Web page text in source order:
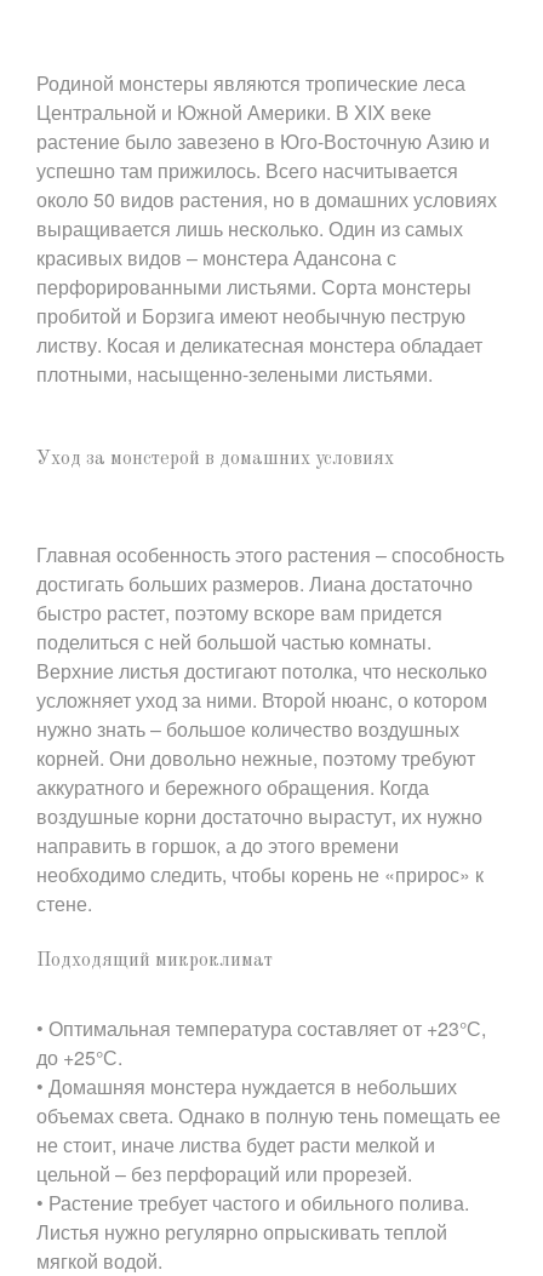
Родиной монстеры являются тропические леса
Центральной и Южной Америки. В XIX веке
растение было завезено в Юго-Восточную Азию и
успешно там прижилось. Всего насчитывается
около 50 видов растения, но в домашних условиях
выращивается лишь несколько. Один из самых
красивых видов – монстера Адансона с
перфорированными листьями. Сорта монстеры
пробитой и Борзига имеют необычную пеструю
листву. Косая и деликатесная монстера обладает
плотными, насыщенно-зелеными листьями.
Уход за монстерой в домашних условиях
Главная особенность этого растения – способность
достигать больших размеров. Лиана достаточно
быстро растет, поэтому вскоре вам придется
поделиться с ней большой частью комнаты.
Верхние листья достигают потолка, что несколько
усложняет уход за ними. Второй нюанс, о котором
нужно знать – большое количество воздушных
корней. Они довольно нежные, поэтому требуют
аккуратного и бережного обращения. Когда
воздушные корни достаточно вырастут, их нужно
направить в горшок, а до этого времени
необходимо следить, чтобы корень не «прирос» к
стене.
Подходящий микроклимат
• Оптимальная температура составляет от +23°С,
до +25°С.
• Домашняя монстера нуждается в небольших
объемах света. Однако в полную тень помещать ее
не стоит, иначе листва будет расти мелкой и
цельной – без перфораций или прорезей.
• Растение требует частого и обильного полива.
Листья нужно регулярно опрыскивать теплой
мягкой водой.